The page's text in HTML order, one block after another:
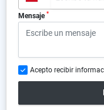
Mensaje *
Acepto recibir